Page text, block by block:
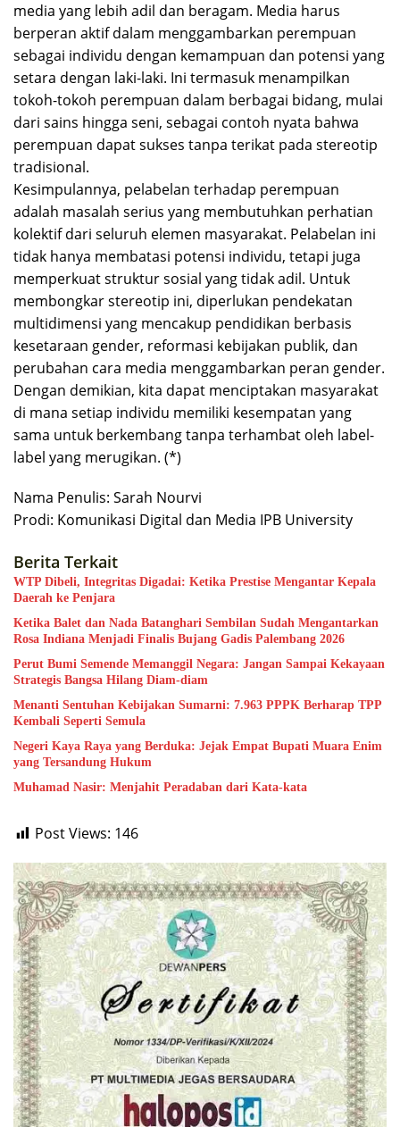
media yang lebih adil dan beragam. Media harus
berperan aktif dalam menggambarkan perempuan
sebagai individu dengan kemampuan dan potensi yang
setara dengan laki-laki. Ini termasuk menampilkan
tokoh-tokoh perempuan dalam berbagai bidang, mulai
dari sains hingga seni, sebagai contoh nyata bahwa
perempuan dapat sukses tanpa terikat pada stereotip
tradisional.
Kesimpulannya, pelabelan terhadap perempuan
adalah masalah serius yang membutuhkan perhatian
kolektif dari seluruh elemen masyarakat. Pelabelan ini
tidak hanya membatasi potensi individu, tetapi juga
memperkuat struktur sosial yang tidak adil. Untuk
membongkar stereotip ini, diperlukan pendekatan
multidimensi yang mencakup pendidikan berbasis
kesetaraan gender, reformasi kebijakan publik, dan
perubahan cara media menggambarkan peran gender.
Dengan demikian, kita dapat menciptakan masyarakat
di mana setiap individu memiliki kesempatan yang
sama untuk berkembang tanpa terhambat oleh label-
label yang merugikan. (*)
Nama Penulis: Sarah Nourvi
Prodi: Komunikasi Digital dan Media IPB University
Berita Terkait
WTP Dibeli, Integritas Digadai: Ketika Prestise Mengantar Kepala
Daerah ke Penjara
Ketika Balet dan Nada Batanghari Sembilan Sudah Mengantarkan
Rosa Indiana Menjadi Finalis Bujang Gadis Palembang 2026
Perut Bumi Semende Memanggil Negara: Jangan Sampai Kekayaan
Strategis Bangsa Hilang Diam-diam
Menanti Sentuhan Kebijakan Sumarni: 7.963 PPPK Berharap TPP
Kembali Seperti Semula
Negeri Kaya Raya yang Berduka: Jejak Empat Bupati Muara Enim
yang Tersandung Hukum
Muhamad Nasir: Menjahit Peradaban dari Kata-kata
Post Views: 146